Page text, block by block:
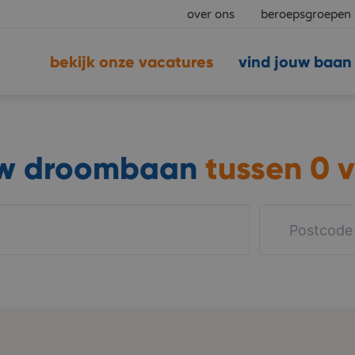
over ons beroepsgroepen
vind jouw baan
bekijk onze vacatures
droombaan tussen 0